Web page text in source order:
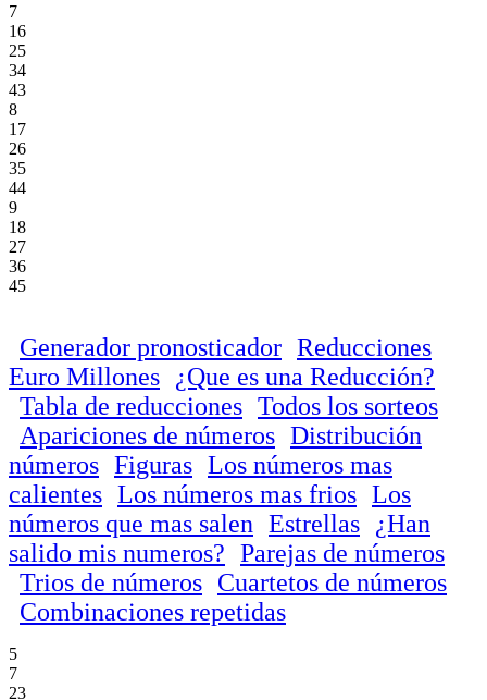
7
16
25
34
43
8
17
26
35
44
9
18
27
36
45
Generador pronosticador Reducciones
Euro Millones
¿Que es una Reducción?
Tabla de reducciones Todos los sorteos
Apariciones de números Distribución
números Figuras Los números mas
calientes Los números mas frios Los
números que mas salen Estrellas
¿Han
salido mis numeros? Parejas de números
Trios de números Cuartetos de números
Combinaciones repetidas
5
7
23